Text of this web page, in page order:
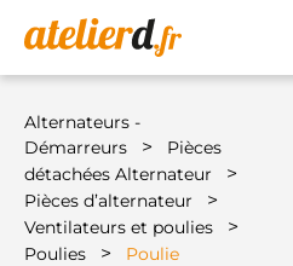
Alternateurs -
Démarreurs
>
Pièces
détachées Alternateur
>
Pièces d’alternateur >
Ventilateurs et poulies >
Poulies >
Poulie